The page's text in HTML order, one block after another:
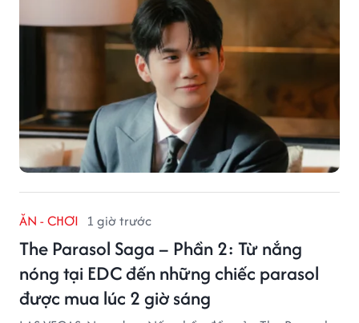
ĂN - CHƠI 1 giờ trước
The Parasol Saga – Phần 2: Từ nắng
nóng tại EDC đến những chiếc parasol
được mua lúc 2 giờ sáng